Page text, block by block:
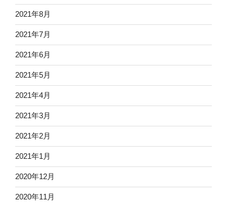
2021年8月
2021年7月
2021年6月
2021年5月
2021年4月
2021年3月
2021年2月
2021年1月
2020年12月
2020年11月